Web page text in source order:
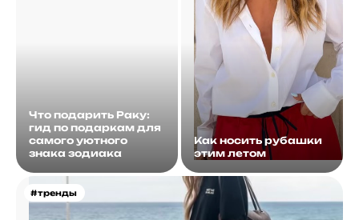
Что подарить Раку:
гид по подаркам для
самого уютного
знака зодиака
Как носить рубашки
этим летом
#тренды